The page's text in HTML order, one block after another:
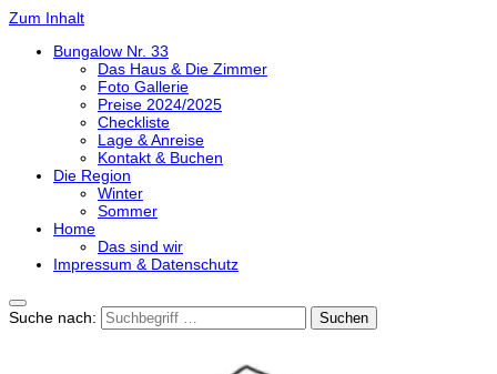
Zum Inhalt
Bungalow Nr. 33
Das Haus & Die Zimmer
Foto Gallerie
Preise 2024/2025
Checkliste
Lage & Anreise
Kontakt & Buchen
Die Region
Winter
Sommer
Home
Das sind wir
Impressum & Datenschutz
Suche nach: